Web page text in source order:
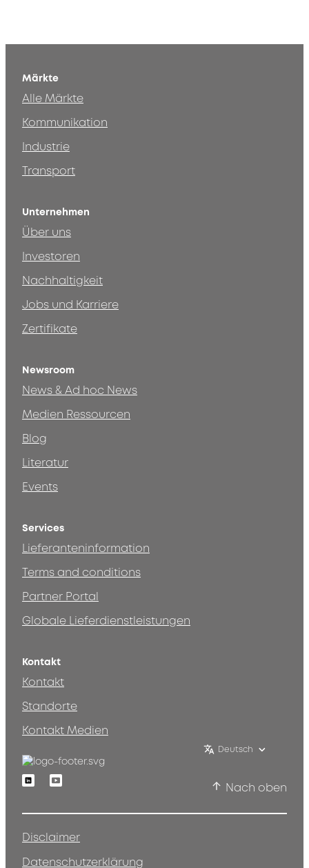
Märkte
Alle Märkte
Kommunikation
Industrie
Transport
Unternehmen
Über uns
Investoren
Nachhaltigkeit
Jobs und Karriere
Zertifikate
Newsroom
News & Ad hoc News
Medien Ressourcen
Blog
Literatur
Events
Services
Lieferanteninformation
Terms and conditions
Partner Portal
Globale Lieferdienstleistungen
Kontakt
Kontakt
Standorte
Kontakt Medien
Deutsch
LinkedinYoutube
Nach oben
Disclaimer
Datenschutzerklärung